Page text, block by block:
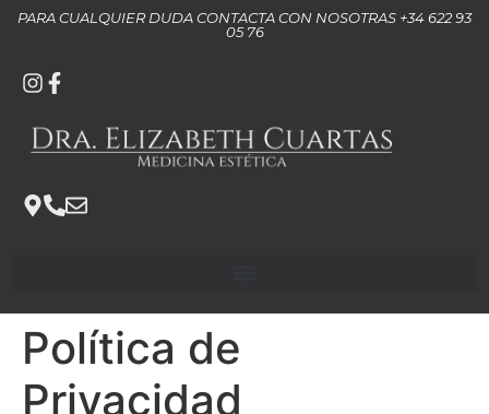
contenido
PARA CUALQUIER DUDA CONTACTA CON NOSOTRAS +34 622 93
05 76
Política de
Privacidad